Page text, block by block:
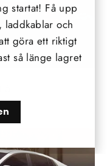
startat! Få upp
laddkablar och
göra ett riktigt
så länge lagret